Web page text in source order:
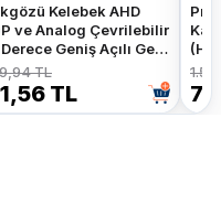
Kelebek AHD
ve Analog Çevrilebilir
Geniş Açılı Geri
Kamerası
TL
TL